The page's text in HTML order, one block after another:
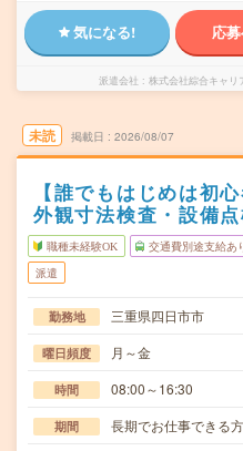
気になる! 応
派遣会社 株式会社綜合キャリ
未読 掲載日 2026/08/07
【誰でもはじめは初
外観寸法検査・設備
職種未経験OK 交通費別途支給あ
派遣
勤務地 三重県四日市市
曜日頻度 月～金
時間 08:00～16:30
期間 長期でお仕事できる